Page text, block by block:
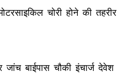
चोरी होने की
जांच बाईपास चौकी इंचार्ज